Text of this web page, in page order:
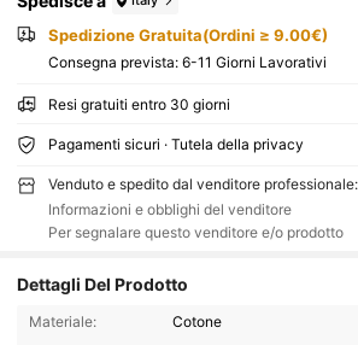
Spedizione Gratuita(Ordini ≥ 9.00€)
Consegna prevista: 6-11 Giorni Lavorativi
Resi gratuiti entro 30 giorni
Pagamenti sicuri · Tutela della privacy
Venduto e spedito dal venditore professionale:
Informazioni e obblighi del venditore
Per segnalare questo venditore e/o prodotto
Dettagli Del Prodotto
Materiale:
Cotone